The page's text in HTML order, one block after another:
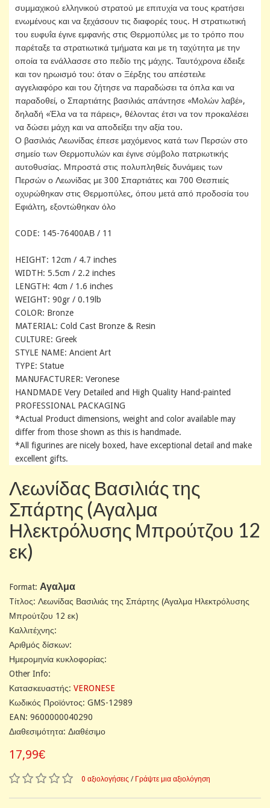
συμμαχικού ελληνικού στρατού με επιτυχία να τους κρατήσει
ενωμένους και να ξεχάσουν τις διαφορές τους. Η στρατιωτική
του ευφυΐα έγινε εμφανής στις Θερμοπύλες με το τρόπο που
παρέταξε τα στρατιωτικά τμήματα και με τη ταχύτητα με την
οποία τα ενάλλασσε στο πεδίο της μάχης. Ταυτόχρονα έδειξε
και τον ηρωισμό του: όταν ο Ξέρξης του απέστειλε
αγγελιαφόρο και του ζήτησε να παραδώσει τα όπλα και να
παραδοθεί, ο Σπαρτιάτης βασιλιάς απάντησε «Μολών λαβέ»,
δηλαδή «Έλα να τα πάρεις», θέλοντας έτσι να τον προκαλέσει
να δώσει μάχη και να αποδείξει την αξία του.
Ο βασιλιάς Λεωνίδας έπεσε μαχόμενος κατά των Περσών στο
σημείο των Θερμοπυλών και έγινε σύμβολο πατριωτικής
αυτοθυσίας. Μπροστά στις πολυπληθείς δυνάμεις των
Περσών ο Λεωνίδας με 300 Σπαρτιάτες και 700 Θεσπιείς
οχυρώθηκαν στις Θερμοπύλες, όπου μετά από προδοσία του
Εφιάλτη, εξοντώθηκαν όλο
CODE: 145-76400AΒ / 11
HEIGHT: 12cm / 4.7 inches
WIDTH: 5.5cm / 2.2 inches
LENGTH: 4cm / 1.6 inches
WEIGHT: 90gr / 0.19lb
COLOR: Bronze
MATERIAL: Cold Cast Bronze & Resin
CULTURE: Greek
STYLE NAME: Ancient Art
TYPE: Statue
MANUFACTURER: Veronese
HANDMADE Very Detailed and High Quality Hand-painted
PROFESSIONAL PACKAGING
*Actual Product dimensions, weight and color available may
differ from those shown as this is handmade.
*All figurines are nicely boxed, have exceptional detail and make
excellent gifts.
Λεωνίδας Βασιλιάς της
Σπάρτης (Αγαλμα
Ηλεκτρόλυσης Μπρούτζου 12
εκ)
Format: Αγαλμα
Tίτλος: Λεωνίδας Βασιλιάς της Σπάρτης (Αγαλμα Ηλεκτρόλυσης
Μπρούτζου 12 εκ)
Καλλιτέχνης:
Αριθμός δίσκων:
Ημερομηνία κυκλοφορίας:
Other Info:
Κατασκευαστής: VERONESE
Κωδικός Προϊόντος: GMS-12989
EAN: 9600000040290
Διαθεσιμότητα: Διαθέσιμο
17,99€
0 αξιολογήσεις / Γράψτε μια αξιολόγηση